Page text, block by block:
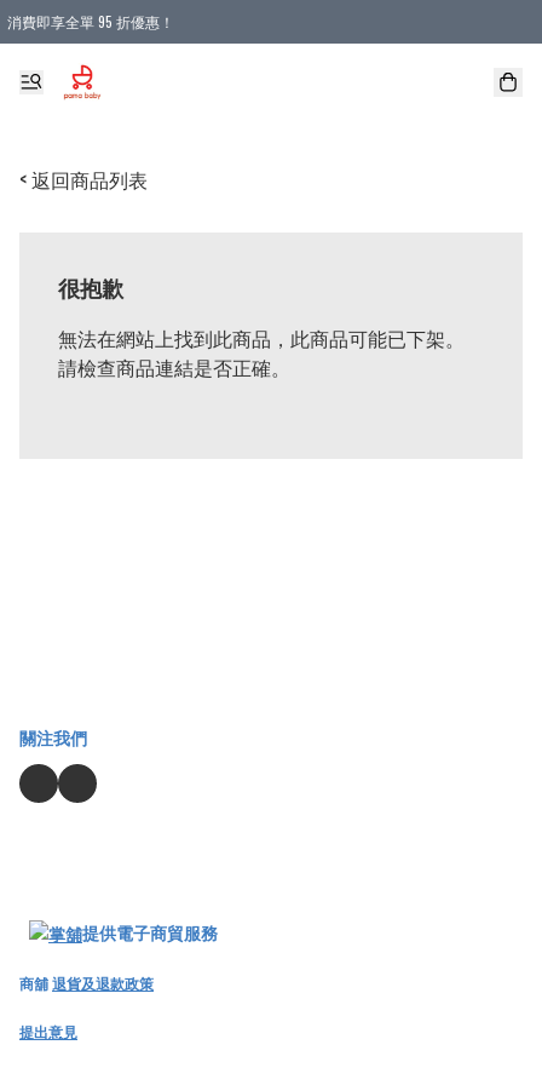
消費即享全單 95 折優惠！
購物滿 HKD 900.00即享免運費優惠！（適用於 本地送貨、本地取貨 )
< 返回商品列表
很抱歉
無法在網站上找到此商品，此商品可能已下架。
請檢查商品連結是否正確。
關注我們
提供電子商貿服務
商舖退貨及退款政策
提出意見